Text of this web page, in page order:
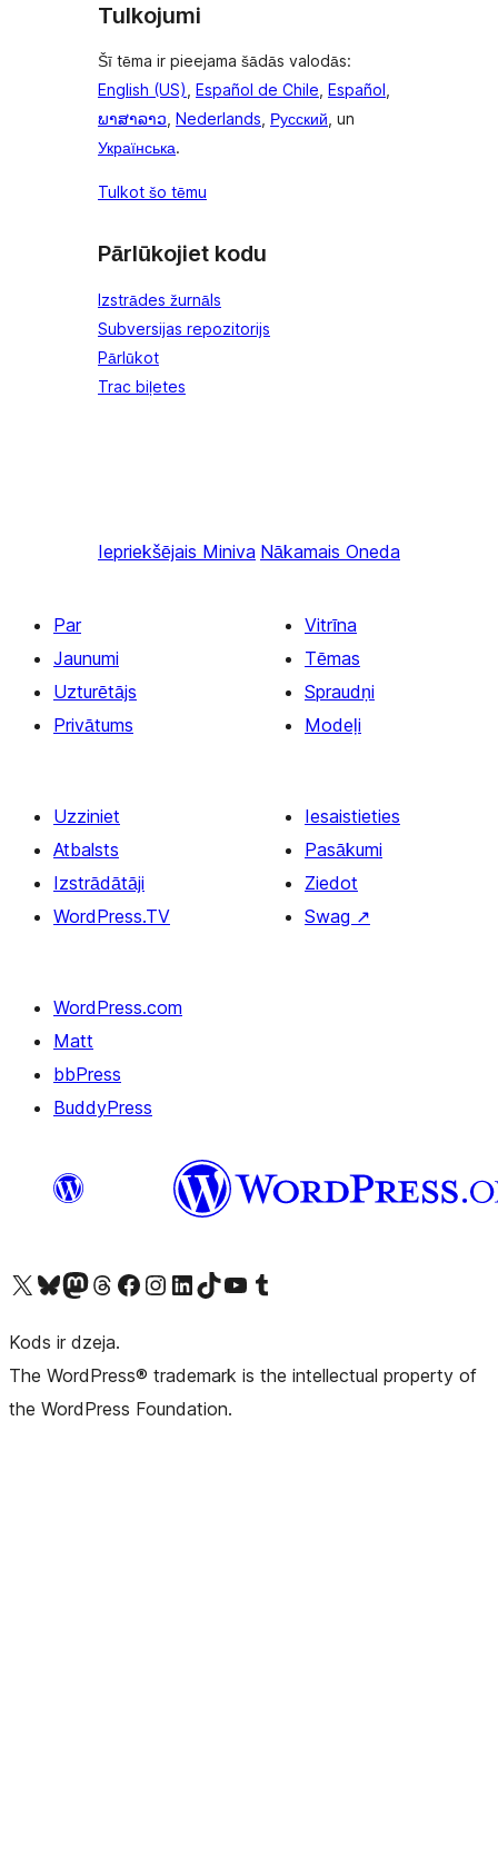
Tulkojumi
Šī tēma ir pieejama šādās valodās:
English (US) Español de Chile Español
ພາສາລາວ Nederlands Русский , un
Українська.
Tulkot šo tēmu
Pārlūkojiet kodu
Izstrādes žurnāls
Subversijas repozitorijs
Pārlūkot
Trac biļetes
Iepriekšējais Miniva Nākamais Oneda
Par
Jaunumi
Uzturētājs
Privātums
Vitrīna
Tēmas
Spraudņi
Modeļi
Uzziniet
Atbalsts
Izstrādātāji
WordPress.TV
Iesaistieties
Pasākumi
Ziedot
Swag ↗
WordPress.com
Matt
bbPress
BuddyPress
Apmeklējiet mūsu X (agrāk Twitter) kontu
Apmeklējiet mūsu Bluesky kontu
Apmeklējiet mūsu Mastodon kontu
Apmeklējiet mūsu Threads kontu
Apmeklējiet mūsu Facebook lapuApmeklējiet mūsu Instagram kontu
Apmeklējiet mūsu LinkedIn kontu
Apmeklējiet mūsu TikTok kontu
Apmeklējiet mūsu YouTube kanālu
Apmeklējiet mūsu Tumblr kontu
Kods ir dzeja.
The WordPress® trademark is the intellectual property of
the WordPress Foundation.